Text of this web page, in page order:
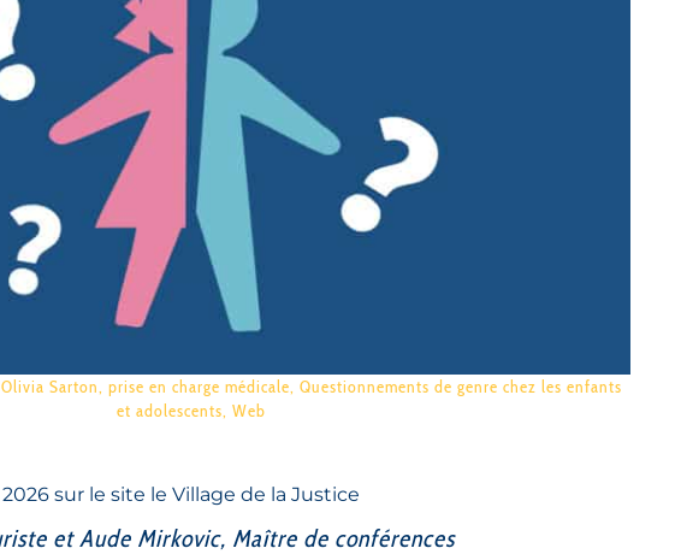
Olivia Sarton, prise en charge médicale, Questionnements de genre chez les enfants
et adolescents, Web
sur le site le Village de la Justice
et Aude Mirkovic, Maître de conférences